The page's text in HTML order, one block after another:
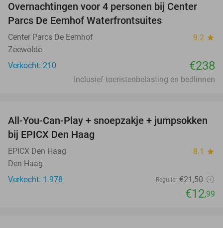
Overnachtingen voor 4 personen bij Center
Parcs De Eemhof Waterfrontsuites
Center Parcs De Eemhof 9.2 star
Zeewolde
Verkocht: 210
€238
Inclusief toeristenbelasting en bedlinnen
40%
All-You-Can-Play + snoepzakje + jumpsokken
bij EPICX Den Haag
EPICX Den Haag 8.1 star
Den Haag
Verkocht: 1.978
Regulier €21,50
€12,99